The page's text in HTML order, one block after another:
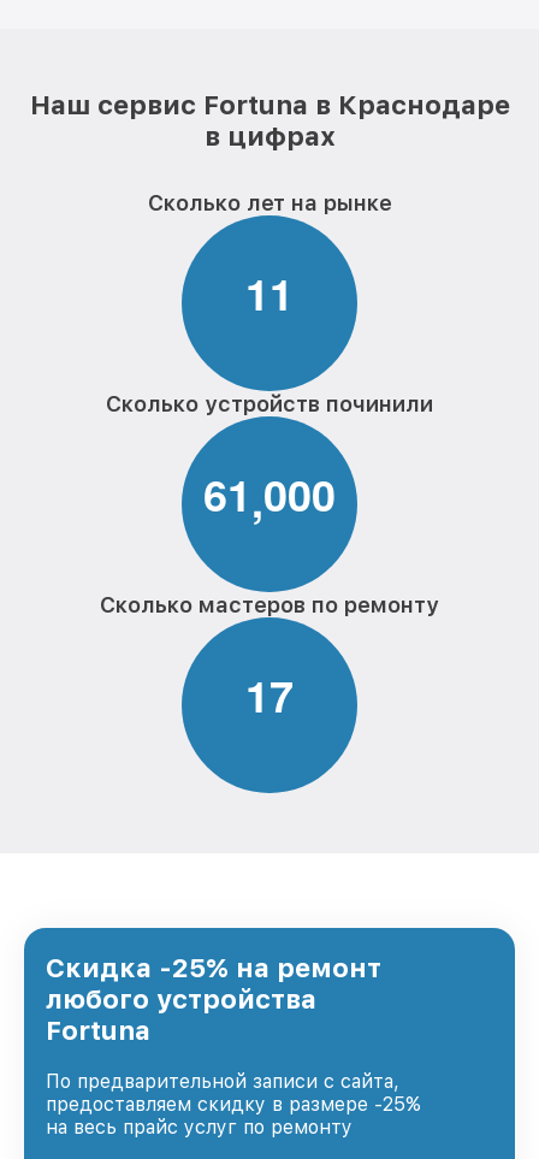
Наш сервис Fortuna в Краснодаре
в цифрах
Сколько лет на рынке
11
Сколько устройств починили
61,000
Сколько мастеров по ремонту
17
Скидка -25% на ремонт
любого устройства
Fortuna
По предварительной записи с сайта,
предоставляем скидку в размере -25%
на весь прайс услуг по ремонту